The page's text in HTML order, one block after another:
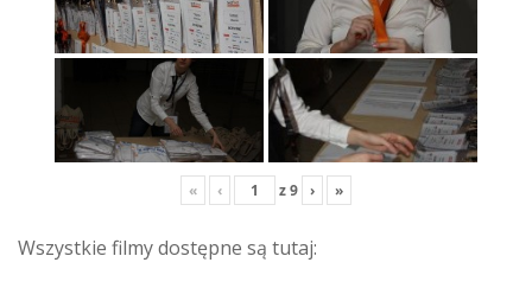
« ‹ z9 › »
Wszystkie filmy dostępne są tutaj: